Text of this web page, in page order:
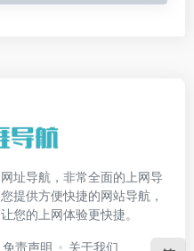
址导航，非常全面的上网导
提供方便快捷的网站导航，
您的上网体验更快捷。
免责声明 关于我们